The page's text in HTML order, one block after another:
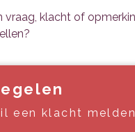
een klacht melden